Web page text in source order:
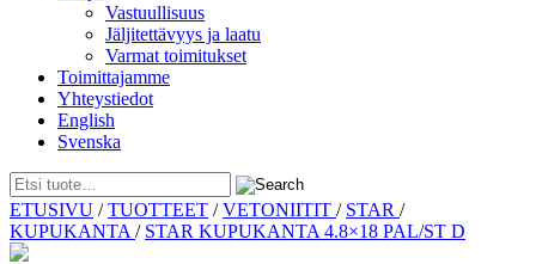
Vastuullisuus
Jäljitettävyys ja laatu
Varmat toimitukset
Toimittajamme
Yhteystiedot
English
Svenska
Skip
to
content
ETUSIVU /TUOTTEET /VETONIITIT / STAR /
KUPUKANTA / STAR KUPUKANTA 4.8×18 PAL/ST D